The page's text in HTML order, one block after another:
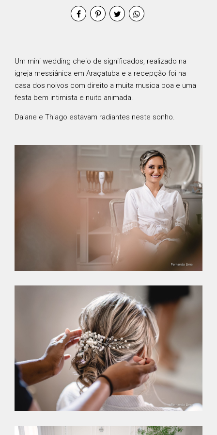
Um mini wedding cheio de significados, realizado na
igreja messiânica em Araçatuba e a recepção foi na
casa dos noivos com direito a muita musica boa e uma
festa bem intimista e nuito animada.
Daiane e Thiago estavam radiantes neste sonho.